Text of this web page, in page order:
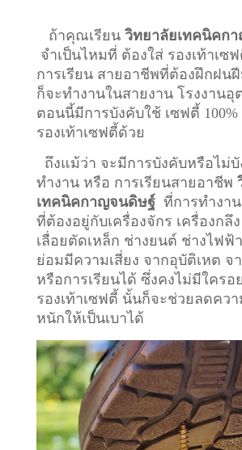
ถ้าคุณเรียน วิทยาลัยเทคนิคก
จำเป็นไหมที่ ต้องใส่ รองเท้าเซ
การเรียน สายอาชีพที่ต้องฝึกฝน
ก็จะทำงานในสายงาน โรงงาน
ตอนนี้มีการบังคับใช้ เซฟตี้ 100%
รองเท้าเซฟตี้ด้วย
ถึงแม้ว่า จะมีการบังคับหรือไม่บั
ทำงาน หรือ การเรียนสายอาชีพ
เทคนิคกาญจนดิษฐ์ ที่การทำงา
ที่ต้องอยู่กับเครื่องจักร เครื่องกลึ
เลื่อยตัดเหล็ก ช่างยนต์ ช่างไฟฟ้
ย่อมมีความเสี่ยง จากอุบัติเหต จ
หรือการเรียนได้ ซึ่งคงไม่มีใครอ
รองเท้าเซฟตี้ นั้นก็จะช่วยลดควา
หนักให้เป็นเบาได้